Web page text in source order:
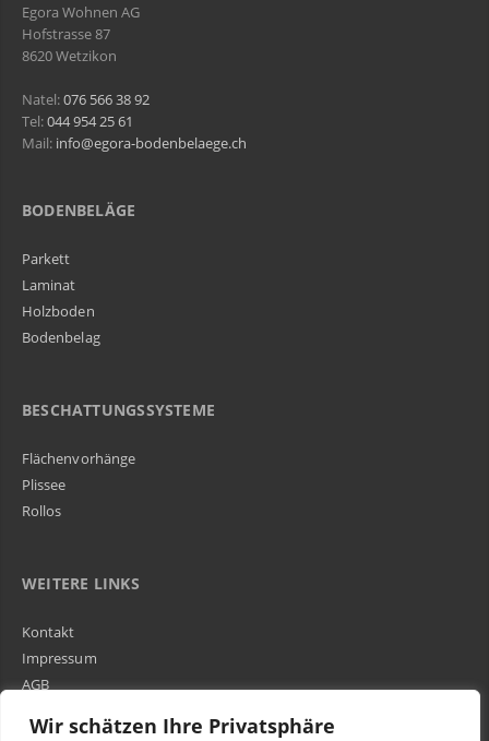
Wir schätzen Ihre Privatsphäre
Egora Wohnen AG
Hofstrasse 87
8620 Wetzikon
Natel:076 566 38 92
Tel:044 954 25 61
Mail: info@egora-bodenbelaege.ch
BODENBELÄGE
Parkett
Laminat
Holzboden
Bodenbelag
BESCHATTUNGSSYSTEME
Flächenvorhänge
Plissee
Rollos
WEITERE LINKS
Kontakt
Impressum
AGB